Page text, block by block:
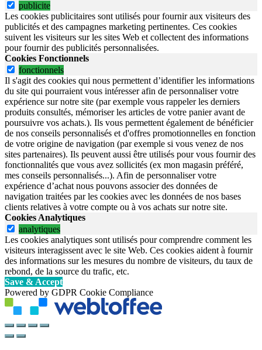
publicite
Les cookies publicitaires sont utilisés pour fournir aux visiteurs des
publicités et des campagnes marketing pertinentes. Ces cookies
suivent les visiteurs sur les sites Web et collectent des informations
pour fournir des publicités personnalisées.
Cookies Fonctionnels
fonctionnels
Il s'agit des cookies qui nous permettent d’identifier les informations
du site qui pourraient vous intéresser afin de personnaliser votre
expérience sur notre site (par exemple vous rappeler les derniers
produits consultés, mémoriser les articles de votre panier avant de
poursuivre vos achats.). Ils vous permettent également de bénéficier
de nos conseils personnalisés et d'offres promotionnelles en fonction
de votre origine de navigation (par exemple si vous venez de nos
sites partenaires). Ils peuvent aussi être utilisés pour vous fournir des
fonctionnalités que vous avez sollicités (ex mon magasin préféré,
mes conseils personnalisés...). Afin de personnaliser votre
expérience d’achat nous pouvons associer des données de
navigation traitées par les cookies avec les données de nos bases
clients relatives à votre compte ou à vos achats sur notre site.
Cookies Analytiques
analytiques
Les cookies analytiques sont utilisés pour comprendre comment les
visiteurs interagissent avec le site Web. Ces cookies aident à fournir
des informations sur les mesures du nombre de visiteurs, du taux de
rebond, de la source du trafic, etc.
Save & Accept
Powered by GDPR Cookie Compliance